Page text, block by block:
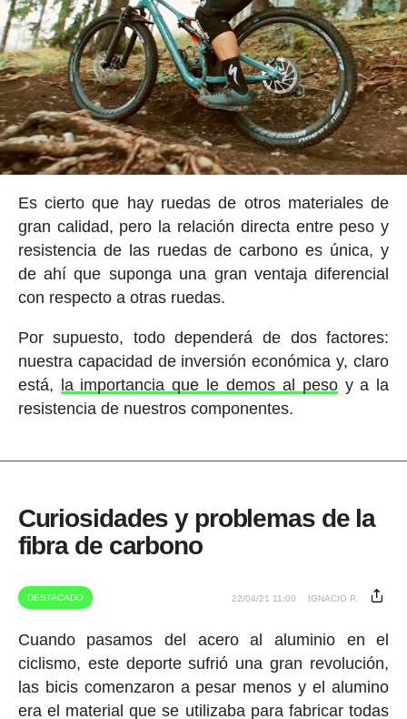
Es cierto que hay ruedas de otros materiales de
gran calidad, pero la relación directa entre peso y
resistencia de las ruedas de carbono es única, y
de ahí que suponga una gran ventaja diferencial
con respecto a otras ruedas.
Por supuesto, todo dependerá de dos factores:
nuestra capacidad de inversión económica y, claro
está, la importancia que le demos al pesoy a la
resistencia de nuestros componentes.
Curiosidades y problemas de la
fibra de carbono
DESTACADO 22/04/21 11:00 IGNACIO P.
Cuando pasamos del acero al aluminio en el
ciclismo, este deporte sufrió una gran revolución,
las bicis comenzaron a pesar menos y el alumino
era el material que se utilizaba para fabricar todas